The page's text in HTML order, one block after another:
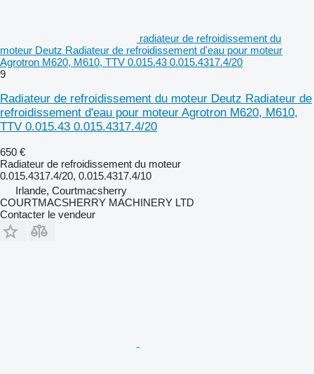
radiateur de refroidissement du
moteur Deutz Radiateur de refroidissement d'eau pour moteur
Agrotron M620, M610, TTV 0.015.43 0.015.4317.4/20
9
Radiateur de refroidissement du moteur Deutz Radiateur de
refroidissement d'eau pour moteur Agrotron M620, M610,
TTV 0.015.43 0.015.4317.4/20
650 €
Radiateur de refroidissement du moteur
0.015.4317.4/20, 0.015.4317.4/10
Irlande, Courtmacsherry
COURTMACSHERRY MACHINERY LTD
Contacter le vendeur